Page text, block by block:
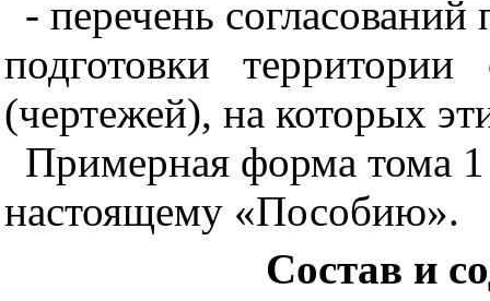
- перечень
подготовки
(чертежей), на которых
Примерная форма тома 1
настоящему «Пособию».
Состав и